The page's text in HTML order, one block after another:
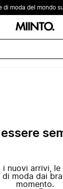
di moda del mondo
i nuovi arrivi,
moda dai
momento.